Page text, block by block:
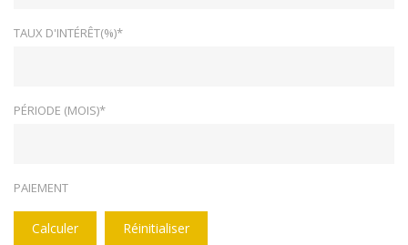
TAUX D'INTÉRÊT(%)*
PÉRIODE (MOIS)*
PAIEMENT
Calculer Réinitialiser